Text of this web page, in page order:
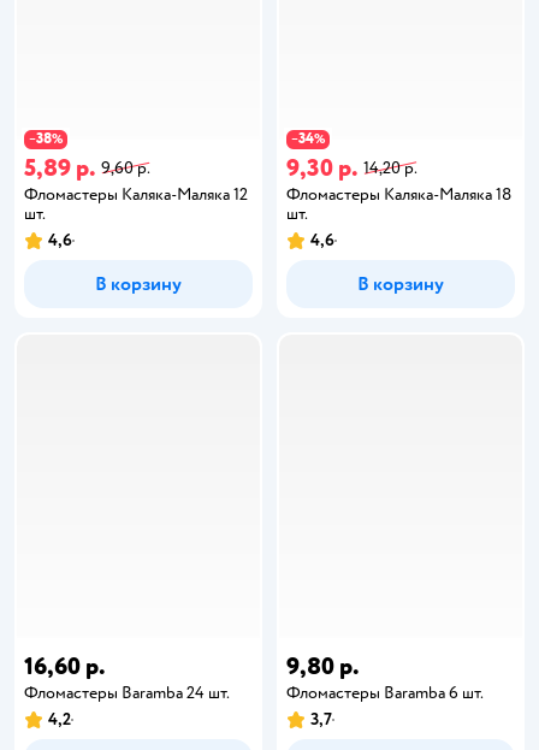
−38%
5,89 р. 9,60 р.
Фломастеры Каляка-Маляка 12
шт.
4,6
В корзину
−34%
9,30 р. 14,20 р.
Фломастеры Каляка-Маляка 18
шт.
4,6
В корзину
16,60 р.
Фломастеры Baramba 24 шт.
4,2
9,80 р.
Фломастеры Baramba 6 шт.
3,7